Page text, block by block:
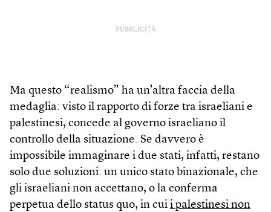
PUBBLICITÀ
Ma questo “realismo” ha un’altra faccia della
medaglia: visto il rapporto di forze tra israeliani e
palestinesi, concede al governo israeliano il
controllo della situazione. Se davvero è
impossibile immaginare i due stati, infatti, restano
solo due soluzioni: un unico stato binazionale, che
gli israeliani non accettano, o la conferma
perpetua dello status quo, in cui i palestinesi non